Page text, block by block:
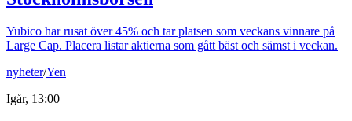
Yubico har rusat över 45% och tar platsen som veckans vinnare på
Large Cap. Placera listar aktierna som gått bäst och sämst i veckan.
nyheter/Yen
Igår, 13:00